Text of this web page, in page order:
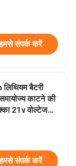
संपर्क करें
लिथियम बैटरी
काटने की
21v वोल्टेज
संपर्क करें